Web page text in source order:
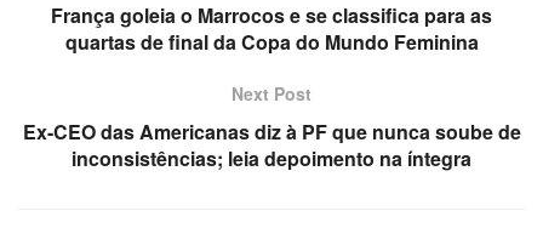
França goleia o Marrocos e se classifica para as
quartas de final da Copa do Mundo Feminina
Next Post
Ex-CEO das Americanas diz à PF que nunca soube de
inconsistências; leia depoimento na íntegra